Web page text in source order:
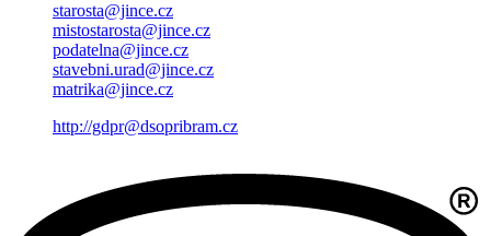
starosta@jince.cz
mistostarosta@jince.cz
podatelna@jince.cz
stavebni.urad@jince.cz
matrika@jince.cz
http://gdpr@dsopribram.cz